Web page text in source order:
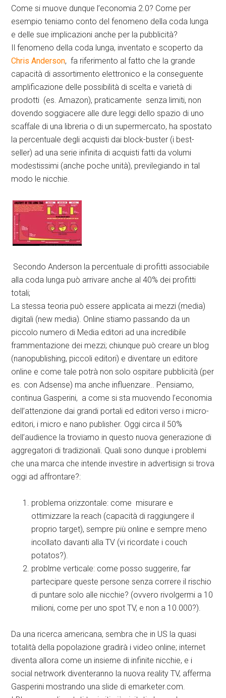
Come si muove dunque l’economia 2.0? Come per
esempio teniamo conto del fenomeno della coda lunga
e delle sue implicazioni anche per la pubblicità?
Il fenomeno della coda lunga, inventato e scoperto da
Chris Anderson, fa riferimento al fatto che la grande
capacità di assortimento elettronico e la conseguente
amplificazione delle possibilità di scelta e varietà di
prodotti (es. Amazon), praticamente senza limiti, non
dovendo soggiacere alle dure leggi dello spazio di uno
scaffale di una libreria o di un supermercato, ha spostato
la percentuale degli acquisti dai block-buster (i best-
seller) ad una serie infinita di acquisti fatti da volumi
modestissimi (anche poche unità), previlegiando in tal
modo le nicchie.
Secondo Anderson la percentuale di profitti associabile
alla coda lunga può arrivare anche al 40% dei profitti
totali;
La stessa teoria può essere applicata ai mezzi (media)
digitali (new media). Online stiamo passando da un
piccolo numero di Media editori ad una incredibile
frammentazione dei mezzi; chiunque può creare un blog
(nanopublishing, piccoli editori) e diventare un editore
online e come tale potrà non solo ospitare pubblicità (per
es. con Adsense) ma anche influenzare.. Pensiamo,
continua Gasperini, a come si sta muovendo l’economia
dell’attenzione dai grandi portali ed editori verso i micro-
editori, i micro e nano publisher. Oggi circa il 50%
dell’audience la troviamo in questo nuova generazione di
aggregatori di tradizionali. Quali sono dunque i problemi
che una marca che intende investire in advertisign si trova
oggi ad affrontare?:
problema orizzontale: come misurare e
ottimizzare la reach (capacità di raggiungere il
proprio target), sempre più online e sempre meno
incollato davanti alla TV (vi ricordate i couch
potatos?).
problme verticale: come posso suggerire, far
partecipare queste persone senza correre il rischio
di puntare solo alle nicchie? (ovvero rivolgermi a 10
milioni, come per uno spot TV, e non a 10.000?).
Da una ricerca americana, sembra che in US la quasi
totalità della popolazione gradirà i video online; internet
diventa allora come un insieme di infinite nicchie, e i
social netrwork diventeranno la nuova reality TV, afferma
Gasperini mostrando una slide di emarketer.com.